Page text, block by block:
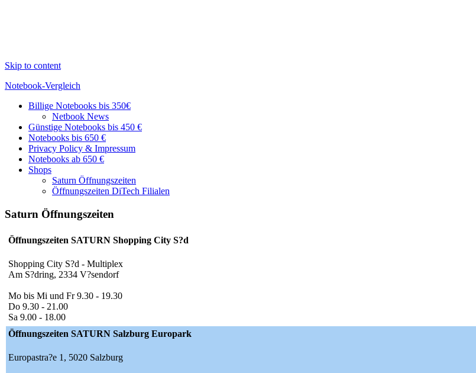
Skip to content
Notebook-Vergleich
Geräte
Vergleich
Billige Notebooks bis 350€
Netbook News
Günstige Notebooks bis 450 €
Notebooks bis 650 €
Privacy Policy & Impressum
Notebooks ab 650 €
Shops
Saturn Öffnungszeiten
Öffnungszeiten DiTech Filialen
Saturn Öffnungszeiten
Öffnungszeiten SATURN Shopping City S?d
Shopping City S?d - Multiplex
Am S?dring, 2334 V?sendorf
Mo bis Mi und Fr 9.30 - 19.30
Do 9.30 - 21.00
Sa 9.00 - 18.00
Öffnungszeiten SATURN Salzburg Europark
Europastra?e 1, 5020 Salzburg